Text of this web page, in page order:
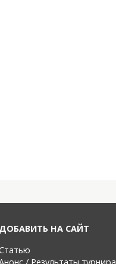
ДОБАВИТЬ НА САЙТ